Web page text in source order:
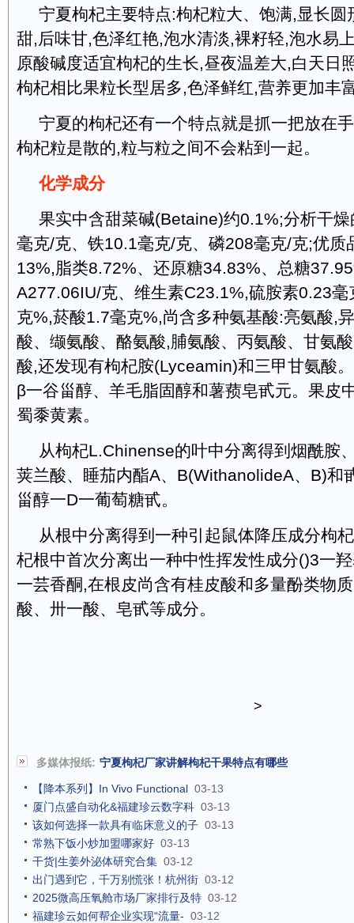
宁夏枸杞主要特点:枸杞粒大、饱满,显长圆
甜,后味甘,色泽红艳,泡水清淡,裸籽轻,泡水易
原酸碱度适宜枸杞的生长,昼夜温差大,白天日
枸杞相比果粒长型居多,色泽鲜红,营养更加丰
宁夏的枸杞还有一个特点就是抓一把放在
枸杞粒是散的,粒与粒之间不会粘到一起。
化学成分
果实中含甜菜碱(Betaine)约0.1%;分析干
毫克/克、铁10.1毫克/克、磷208毫克/克;优质
13%,脂类8.72%、还原糖34.83%、总糖
A277.06IU/克、维生素C23.1%,硫胺素0.23
克%,菸酸1.7毫克%,尚含多种氨基酸:亮氨酸,
酸、缬氨酸、酪氨酸,脯氨酸、丙氨酸、甘氨
酸,还发现有枸杞胺(Lyceamin)和三甲甘氨酸
β一谷甾醇、羊毛脂固醇和薯蓣皂甙元。果皮
蜀黍黄素。
从枸杞L.Chinense的叶中分离得到烟酰胺
荚兰酸、睡茄内酯A、B(WithanolideA、B)和
甾醇一D一葡萄糖甙。
从根中分离得到一种引起鼠体降压成分枸
杞根中首次分离出一种中性挥发性成分()3一
一芸香酮,在根皮尚含有桂皮酸和多量酚类物
酸、卅一酸、皂甙等成分。
>
多媒体报纸: 宁夏枸杞厂家讲解枸杞干果特点有哪些
【降本系列】In Vivo Functional 03-13
厦门点盛自动化&福建珍云数字科 03-13
该如何选择一款具有临床意义的子 03-13
常熟下饭小炒加盟哪家好 03-13
干货|生姜外泌体研究合集 03-12
出门遇到它，千万别慌张！杭州街 03-12
2025微高压氧舱市场厂家排行及特 03-12
福建珍云如何帮企业实现“流量- 03-12